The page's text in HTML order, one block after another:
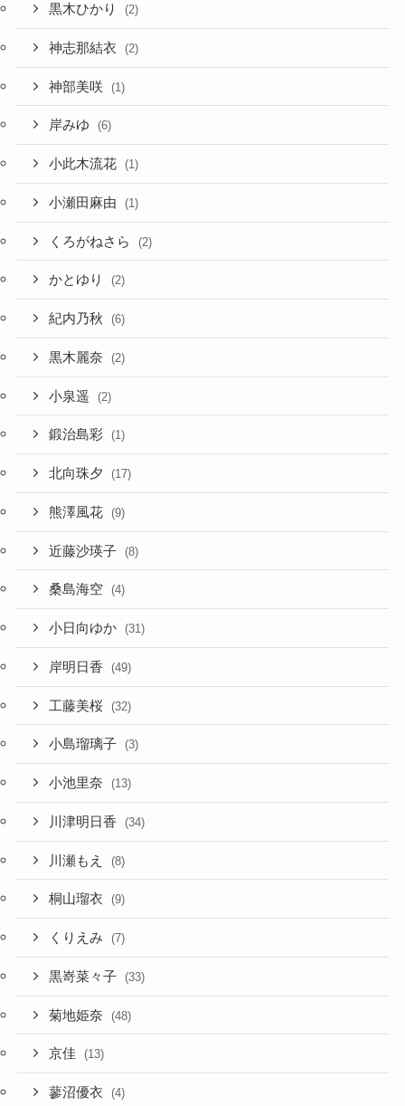
黒木ひかり (2)
神志那結衣 (2)
神部美咲 (1)
岸みゆ (6)
小此木流花 (1)
小瀬田麻由 (1)
くろがねさら (2)
かとゆり (2)
紀内乃秋 (6)
黒木麗奈 (2)
小泉遥 (2)
鍛治島彩 (1)
北向珠夕 (17)
熊澤風花 (9)
近藤沙瑛子 (8)
桑島海空 (4)
小日向ゆか (31)
岸明日香 (49)
工藤美桜 (32)
小島瑠璃子 (3)
小池里奈 (13)
川津明日香 (34)
川瀬もえ (8)
桐山瑠衣 (9)
くりえみ (7)
黒嵜菜々子 (33)
菊地姫奈 (48)
京佳 (13)
蓼沼優衣 (4)